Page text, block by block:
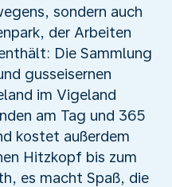
sondern auch
der Arbeiten
Die Sammlung
gusseisernen
im Vigeland
am Tag und 365
kostet außerdem
Hitzkopf bis zum
es macht Spaß, die